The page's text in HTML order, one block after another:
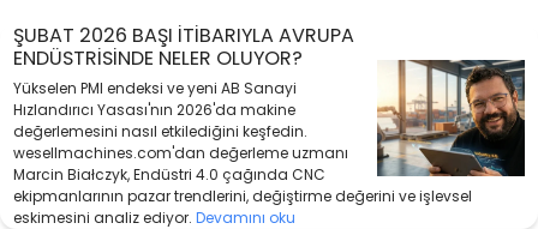
ŞUBAT 2026 BAŞI ITIBARIYLA AVRUPA
ENDÜSTRISINDE NELER OLUYOR?
Yükselen PMI endeksi ve yeni AB Sanayi
Hızlandırıcı Yasası'nın 2026'da makine
değerlemesini nasıl etkilediğini keşfedin.
wesellmachines.com'dan değerleme uzmanı
Marcin Białczyk, Endüstri 4.0 çağında CNC
ekipmanlarının pazar trendlerini, değiştirme değerini ve işlevsel
eskimesini analiz ediyor. Devamını oku